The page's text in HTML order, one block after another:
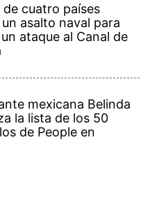
de cuatro países
asalto naval para
ataque al Canal de
mexicana Belinda
la lista de los 50
de People en